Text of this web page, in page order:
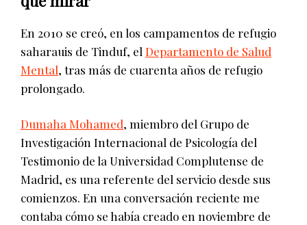
En 2010 se creó, en los campamentos de refugio
saharauis de Tinduf, elDepartamento de Salud
Mental, tras más de cuarenta años de refugio
prolongado.
Dumaha Mohamed, miembro del Grupo de
Investigación Internacional de Psicología del
Testimonio de la Universidad Complutense de
Madrid, es una referente del servicio desde sus
comienzos. En una conversación reciente me
contaba cómo se había creado en noviembre de